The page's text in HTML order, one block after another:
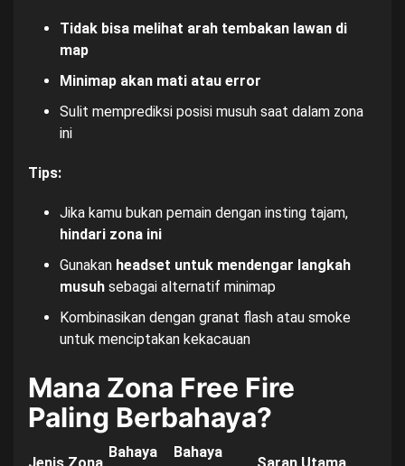
Tidak bisa melihat arah tembakan lawan di
map
Minimap akan mati atau error
Sulit memprediksi posisi musuh saat dalam zona
ini
Tips:
Jika kamu bukan pemain dengan insting tajam,
hindari zona ini
Gunakan headset untuk mendengar langkah
musuh sebagai alternatif minimap
Kombinasikan dengan granat flash atau smoke
untuk menciptakan kekacauan
Mana Zona Free Fire
Paling Berbahaya?
Jenis Zona
Bahaya
Bahaya
Saran Utama